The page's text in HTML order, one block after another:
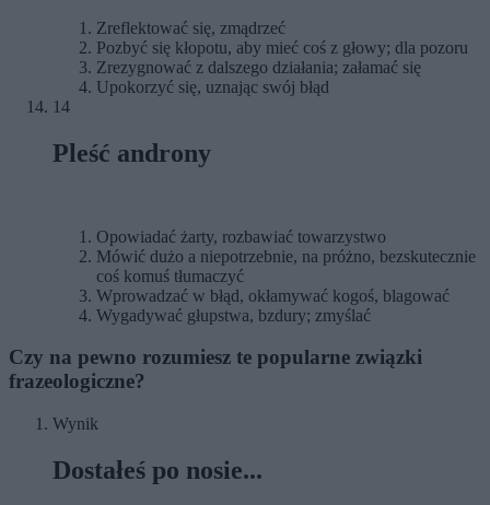
Zreflektować się, zmądrzeć
Pozbyć się kłopotu, aby mieć coś z głowy; dla pozoru
Zrezygnować z dalszego działania; załamać się
Upokorzyć się, uznając swój błąd
14
Pleść androny
Opowiadać żarty, rozbawiać towarzystwo
Mówić dużo a niepotrzebnie, na próżno, bezskutecznie
coś komuś tłumaczyć
Wprowadzać w błąd, okłamywać kogoś, blagować
Wygadywać głupstwa, bzdury; zmyślać
Czy na pewno rozumiesz te popularne związki
frazeologiczne?
Wynik
Dostałeś po nosie...